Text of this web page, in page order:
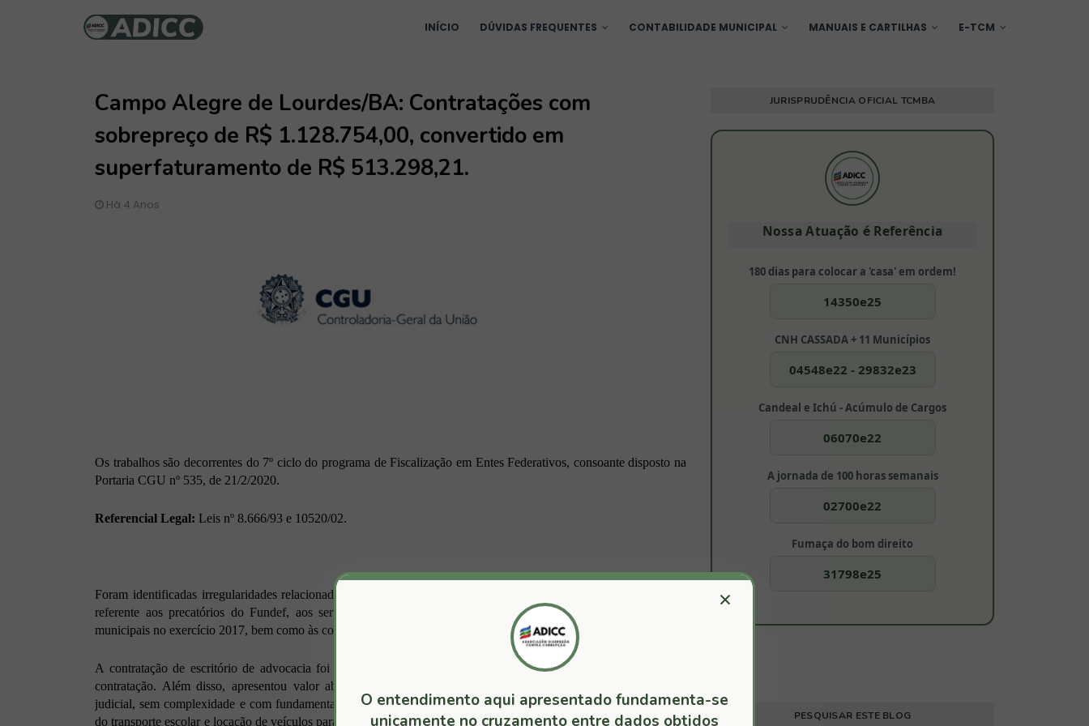
INÍCIO DÚVIDAS FREQUENTES CONTABILIDADE MUNICIPAL MANUAIS E CARTILHAS E-TCM
Campo Alegre de Lourdes/BA: Contratações com
sobrepreço de R$ 1.128.754,00, convertido em
superfaturamento de R$ 513.298,21.
Há 4 Anos
Os trabalhos são decorrentes do 7º ciclo do programa de Fiscalização em Entes Federativos, consoante disposto na
Portaria CGU nº 535, de 21/2/2020.
Referencial Legal: Leis nº 8.666/93 e 10520/02.
Foram identificadas irregularidades relacionadas à contratação de escritório de advocacia para patrocínio de ação
referente aos precatórios do Fundef, aos serviços de transporte escolar e locação de veículos para secretarias
municipais no exercício 2017, bem como às contratações para aquisição de medicamentos entre 2017 e 2019.
A contratação de escritório de advocacia foi irregular, haja vista a inexistência do devido e prévio processo de
contratação. Além disso, apresentou valor abusivo de aproximadamente R$ 13 milhões para uma única ação
judicial, sem complexidade e com fundamentação jurídica reproduzida de outra ação judicial. Sobre a contratação
do transporte escolar e locação de veículos para o exercício 2017 realizados, respectivamente, pelos PP nº 005/2017
JURISPRUDÊNCIA OFICIAL TCMBA
Nossa Atuação é Referência
180 dias para colocar a 'casa' em ordem!
14350e25
CNH CASSADA + 11 Municípios
04548e22 - 29832e23
Candeal e Ichú - Acúmulo de Cargos
06070e22
A jornada de 100 horas semanais
02700e22
Fumaça do bom direito
31798e25
×
O entendimento aqui apresentado fundamenta-se
unicamente no cruzamento entre dados obtidos
PESQUISAR ESTE BLOG